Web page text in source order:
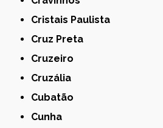
Cristais Paulista
Cruz Preta
Cruzeiro
Cruzália
Cubatão
Cunha